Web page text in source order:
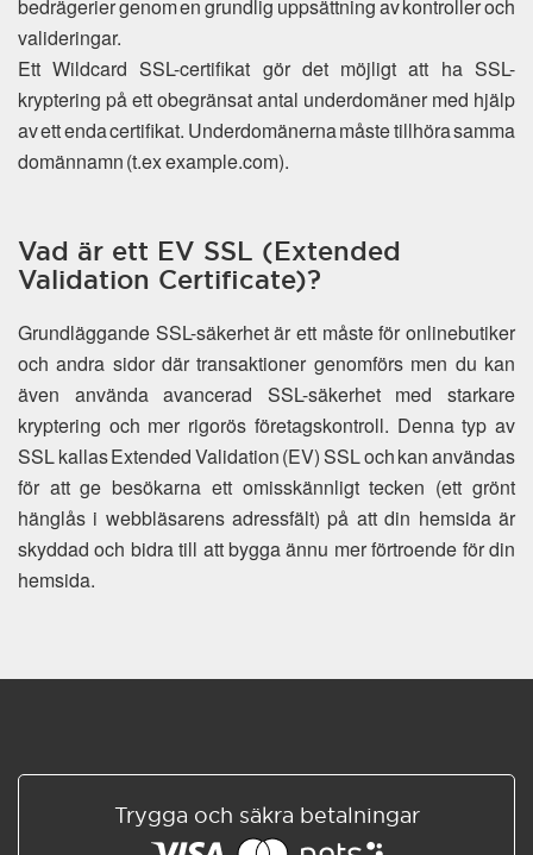
bedrägerier genom en grundlig uppsättning av kontroller och
valideringar.
Ett Wildcard SSL-certifikat gör det möjligt att ha SSL-
kryptering på ett obegränsat antal underdomäner med hjälp
av ett enda certifikat. Underdomänerna måste tillhöra samma
domännamn (t.ex example.com).
Vad är ett EV SSL (Extended
Validation Certificate)?
Grundläggande SSL-säkerhet är ett måste för onlinebutiker
och andra sidor där transaktioner genomförs men du kan
även använda avancerad SSL-säkerhet med starkare
kryptering och mer rigorös företagskontroll. Denna typ av
SSL kallas Extended Validation (EV) SSL och kan användas
för att ge besökarna ett omisskännligt tecken (ett grönt
hänglås i webbläsarens adressfält) på att din hemsida är
skyddad och bidra till att bygga ännu mer förtroende för din
hemsida.
Trygga och säkra betalningar